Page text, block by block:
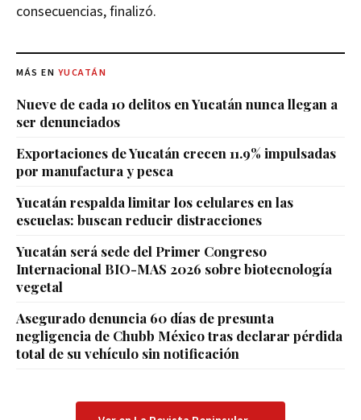
consecuencias, finalizó.
MÁS EN YUCATÁN
Nueve de cada 10 delitos en Yucatán nunca llegan a
ser denunciados
Exportaciones de Yucatán crecen 11.9% impulsadas
por manufactura y pesca
Yucatán respalda limitar los celulares en las
escuelas: buscan reducir distracciones
Yucatán será sede del Primer Congreso
Internacional BIO-MAS 2026 sobre biotecnología
vegetal
Asegurado denuncia 60 días de presunta
negligencia de Chubb México tras declarar pérdida
total de su vehículo sin notificación